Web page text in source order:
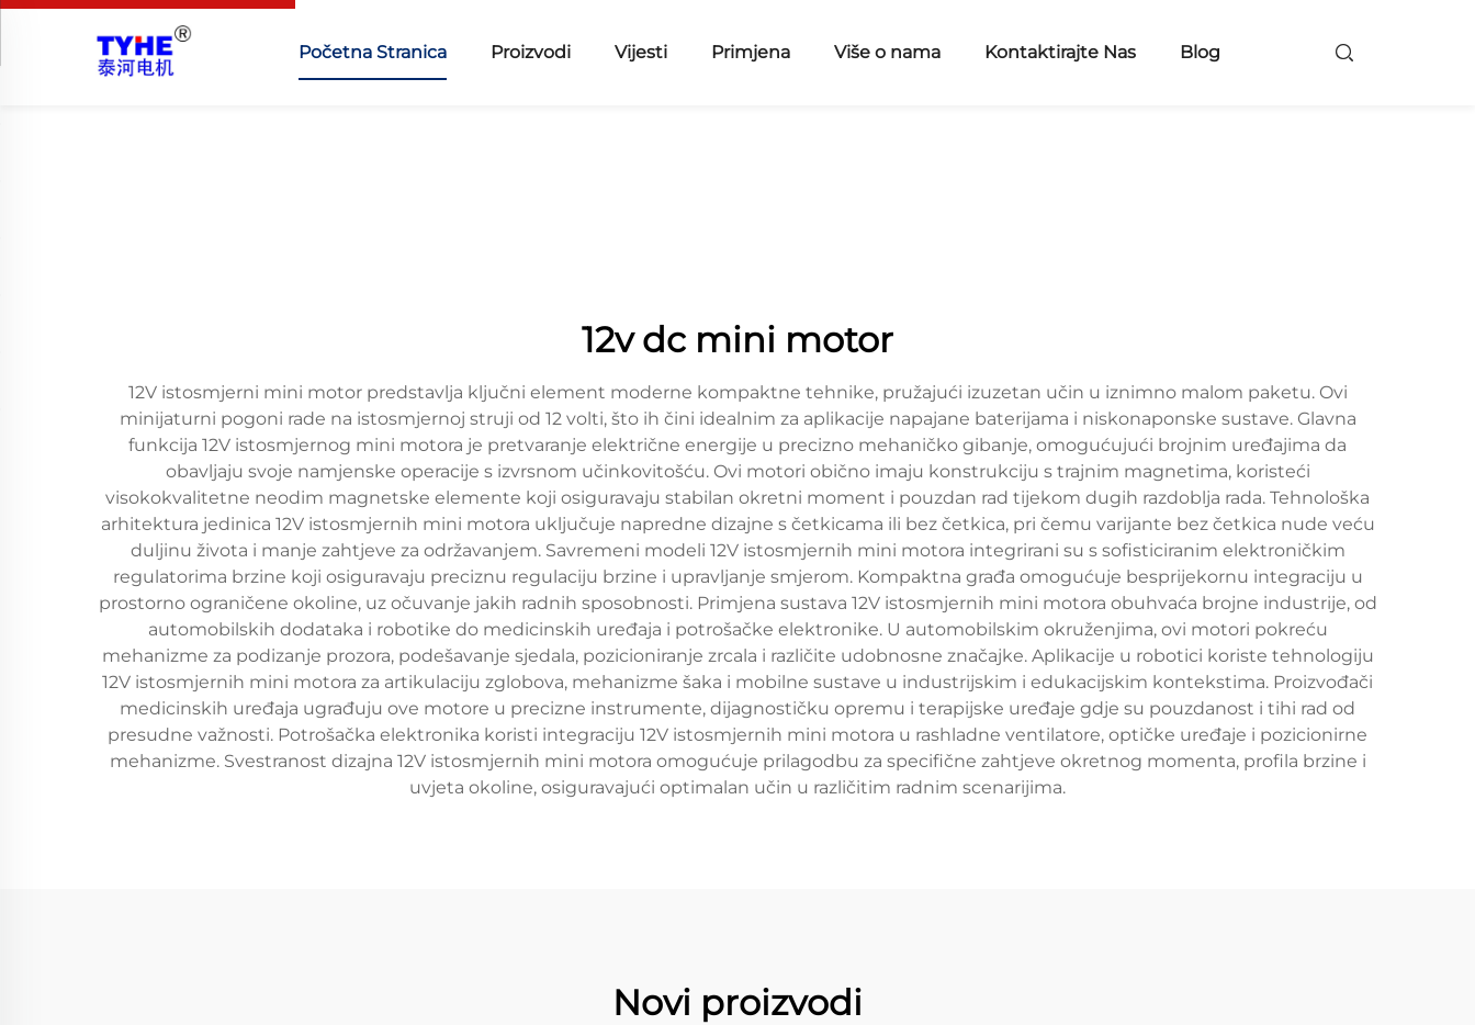
Početna Stranica Proizvodi Vijesti Primjena Više o nama Kontaktirajte Nas Blog
12v dc mini motor
12V istosmjerni mini motor predstavlja ključni element moderne kompaktne tehnike, pružajući izuzetan učin u iznimno malom paketu. Ovi
minijaturni pogoni rade na istosmjernoj struji od 12 volti, što ih čini idealnim za aplikacije napajane baterijama i niskonaponske sustave. Glavna
funkcija 12V istosmjernog mini motora je pretvaranje električne energije u precizno mehaničko gibanje, omogućujući brojnim uređajima da
obavljaju svoje namjenske operacije s izvrsnom učinkovitošću. Ovi motori obično imaju konstrukciju s trajnim magnetima, koristeći
visokokvalitetne neodim magnetske elemente koji osiguravaju stabilan okretni moment i pouzdan rad tijekom dugih razdoblja rada. Tehnološka
arhitektura jedinica 12V istosmjernih mini motora uključuje napredne dizajne s četkicama ili bez četkica, pri čemu varijante bez četkica nude veću
duljinu života i manje zahtjeve za održavanjem. Savremeni modeli 12V istosmjernih mini motora integrirani su s sofisticiranim elektroničkim
regulatorima brzine koji osiguravaju preciznu regulaciju brzine i upravljanje smjerom. Kompaktna građa omogućuje besprijekornu integraciju u
prostorno ograničene okoline, uz očuvanje jakih radnih sposobnosti. Primjena sustava 12V istosmjernih mini motora obuhvaća brojne industrije, od
automobilskih dodataka i robotike do medicinskih uređaja i potrošačke elektronike. U automobilskim okruženjima, ovi motori pokreću
mehanizme za podizanje prozora, podešavanje sjedala, pozicioniranje zrcala i različite udobnosne značajke. Aplikacije u robotici koriste tehnologiju
12V istosmjernih mini motora za artikulaciju zglobova, mehanizme šaka i mobilne sustave u industrijskim i edukacijskim kontekstima. Proizvođači
medicinskih uređaja ugrađuju ove motore u precizne instrumente, dijagnostičku opremu i terapijske uređaje gdje su pouzdanost i tihi rad od
presudne važnosti. Potrošačka elektronika koristi integraciju 12V istosmjernih mini motora u rashladne ventilatore, optičke uređaje i pozicionirne
mehanizme. Svestranost dizajna 12V istosmjernih mini motora omogućuje prilagodbu za specifične zahtjeve okretnog momenta, profila brzine i
uvjeta okoline, osiguravajući optimalan učin u različitim radnim scenarijima.
Novi proizvodi